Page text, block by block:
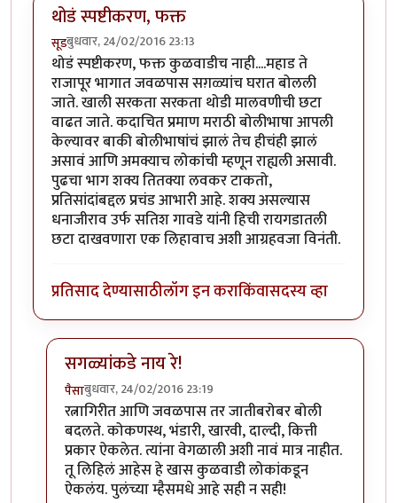
थोडं स्पष्टीकरण, फक्त
सूडबुधवार, 24/02/2016 23:13
थोडं स्पष्टीकरण, फक्त कुळवाडीच नाही....महाड ते
राजापूर भागात जवळपास सग़ळ्यांच घरात बोलली
जाते. खाली सरकता सरकता थोडी मालवणीची छटा
वाढत जाते. कदाचित प्रमाण मराठी बोलीभाषा आपली
केल्यावर बाकी बोलीभाषांचं झालं तेच हीचंही झालं
असावं आणि अमक्याच लोकांची म्हणून राह्यली असावी.
पुढचा भाग शक्य तितक्या लवकर टाकतो,
प्रतिसांदांबद्दल प्रचंड आभारी आहे. शक्य असल्यास
धनाजीराव उर्फ सतिश गावडे यांनी हिची रायगडातली
छटा दाखवणारा एक लिहावाच अशी आग्रहवजा विनंती.
प्रतिसाद देण्यासाठीलॉग इन कराकिंवासदस्य व्हा
सगळ्यांकडे नाय रे!
पैसाबुधवार, 24/02/2016 23:19
In reply toथोडं स्पष्टीकरण, फक्तbyसूड
रत्नागिरीत आणि जवळपास तर जातीबरोबर बोली
बदलते. कोकणस्थ, भंडारी, खारवी, दाल्दी, कित्ती
प्रकार ऐकलेत. त्यांना वेगळाली अशी नावं मात्र नाहीत.
तू लिहिलं आहेस हे खास कुळवाडी लोकांकडून
ऐकलंय. पुलंच्या म्हैसमधे आहे सही न सही!